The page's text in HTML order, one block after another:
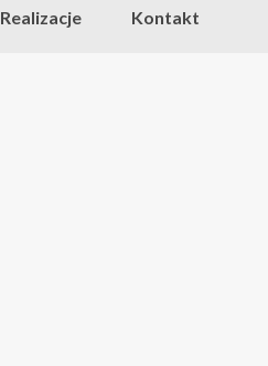
Realizacje Kontakt